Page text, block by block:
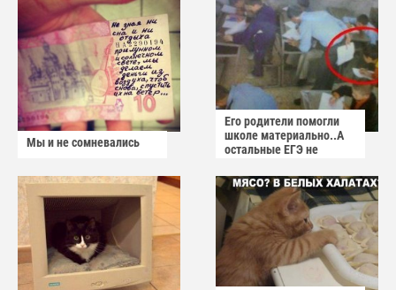
Мы и не сомневались
Его родители помогли
школе материально..А
остальные ЕГЭ не